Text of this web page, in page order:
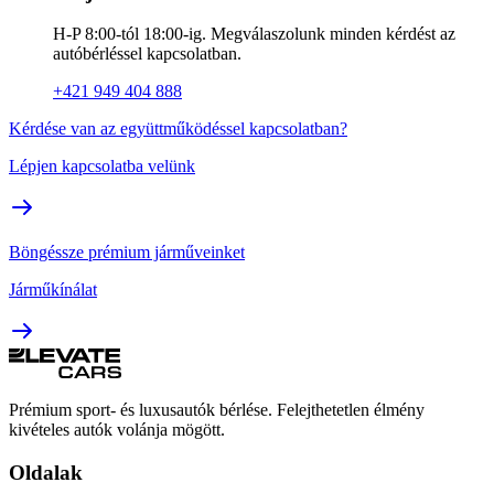
H-P 8:00-tól 18:00-ig. Megválaszolunk minden kérdést az
autóbérléssel kapcsolatban.
+421 949 404 888
Kérdése van az együttműködéssel kapcsolatban?
Lépjen kapcsolatba velünk
Böngéssze prémium járműveinket
Járműkínálat
Prémium sport- és luxusautók bérlése. Felejthetetlen élmény
kivételes autók volánja mögött.
Oldalak